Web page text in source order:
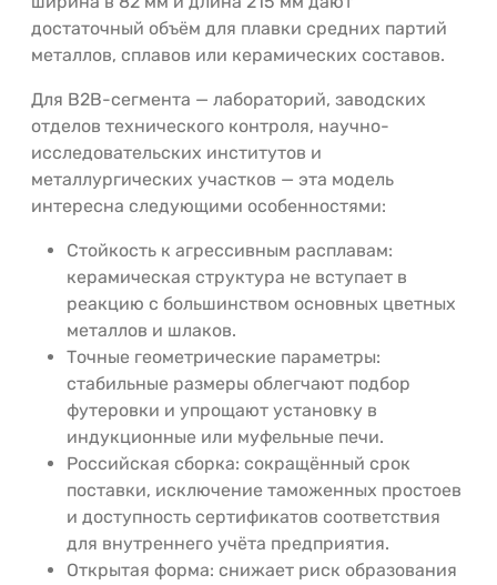
достаточный объём для плавки средних партий
металлов, сплавов или керамических составов.
Для B2B-сегмента — лабораторий, заводских
отделов технического контроля, научно-
исследовательских институтов и
металлургических участков — эта модель
интересна следующими особенностями:
Стойкость к агрессивным расплавам:
керамическая структура не вступает в
реакцию с большинством основных цветных
металлов и шлаков.
Точные геометрические параметры:
стабильные размеры облегчают подбор
футеровки и упрощают установку в
индукционные или муфельные печи.
Российская сборка: сокращённый срок
поставки, исключение таможенных простоев
и доступность сертификатов соответствия
для внутреннего учёта предприятия.
Открытая форма: снижает риск образования